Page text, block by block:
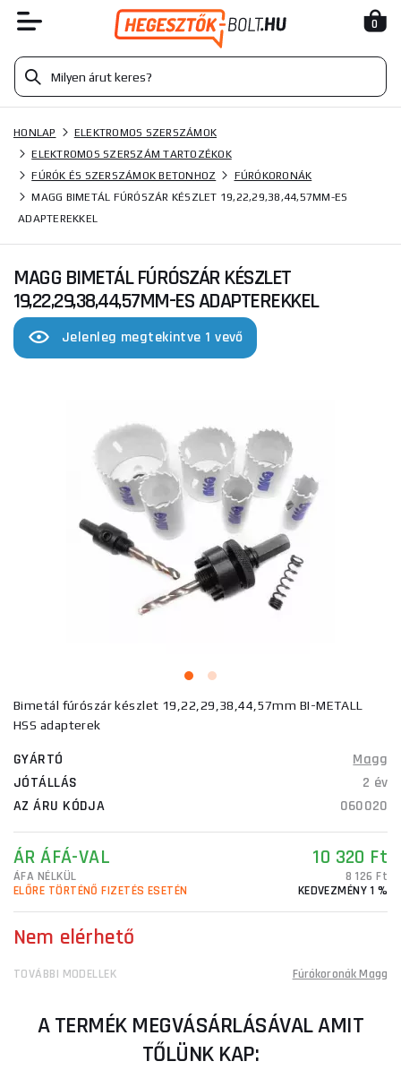
0
HONLAP
ELEKTROMOS SZERSZÁMOK
ELEKTROMOS SZERSZÁM TARTOZÉKOK
FÚRÓK ÉS SZERSZÁMOK BETONHOZ
FÚRÓKORONÁK
MAGG BIMETÁL FÚRÓSZÁR KÉSZLET 19,22,29,38,44,57MM-ES
ADAPTEREKKEL
MAGG BIMETÁL FÚRÓSZÁR KÉSZLET
19,22,29,38,44,57MM-ES ADAPTEREKKEL
Jelenleg megtekintve 1 vevő
Bimetál fúrószár készlet 19,22,29,38,44,57mm BI-METALL
HSS adapterek
GYÁRTÓ
Magg
JÓTÁLLÁS
2 év
AZ ÁRU KÓDJA
060020
ÁR ÁFÁ-VAL 10 320 Ft
ÁFA NÉLKÜL
8 126 Ft
ELŐRE TÖRTÉNŐ FIZETÉS ESETÉN
KEDVEZMÉNY 1 %
Nem elérhető
TOVÁBBI MODELLEK Fúrókoronák Magg
A TERMÉK MEGVÁSÁRLÁSÁVAL AMIT
TŐLÜNK KAP: